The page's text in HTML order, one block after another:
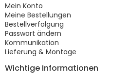
Mein Konto
Meine Bestellungen
Bestellverfolgung
Passwort ändern
Kommunikation
Lieferung & Montage
Wichtige Informationen